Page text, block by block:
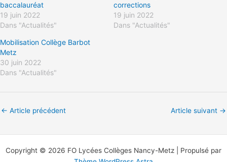
baccalauréat
19 juin 2022
Dans "Actualités"
corrections
19 juin 2022
Dans "Actualités"
Mobilisation Collège Barbot
Metz
30 juin 2022
Dans "Actualités"
← Article précédent Article suivant →
Copyright © 2026 FO Lycées Collèges Nancy-Metz | Propulsé par